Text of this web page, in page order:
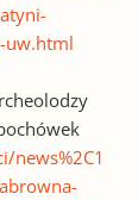
uw.html
news%2C1